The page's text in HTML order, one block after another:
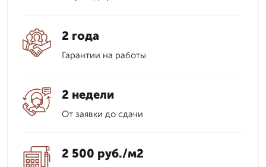
2 года
Гарантии на работы
2 недели
От заявки до сдачи
2 500 руб./м2